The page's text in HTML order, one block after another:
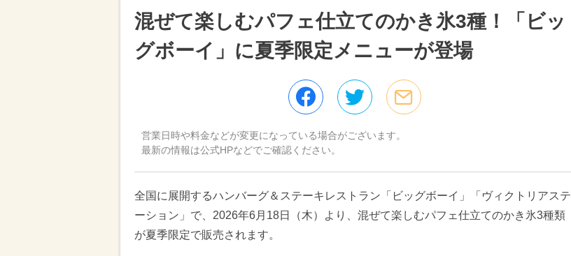
混ぜて楽しむパフェ仕立てのかき氷3種！「ビッ
グボーイ」に夏季限定メニューが登場
営業日時や料金などが変更になっている場合がございます。
最新の情報は公式HPなどでご確認ください。
全国に展開するハンバーグ＆ステーキレストラン「ビッグボーイ」「ヴィクトリアステ
ーション」で、2026年6月18日（木）より、混ぜて楽しむパフェ仕立てのかき氷3種類
が夏季限定で販売されます。